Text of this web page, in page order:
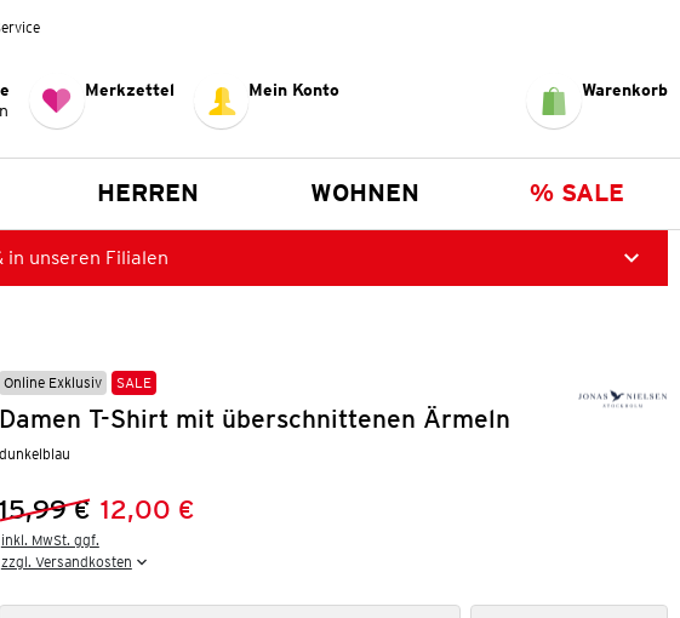
Merkzettel Mein Konto Warenkorb
HERREN WOHNEN % SALE
unseren Filialen
Online Exklusiv SALE
Damen T-Shirt mit überschnittenen Ärmeln
dunkelblau
Vorheriger Preis:
15,99 €
Neuer Preis:12,00 €
inkl. MwSt. ggf.
zzgl. Versandkosten